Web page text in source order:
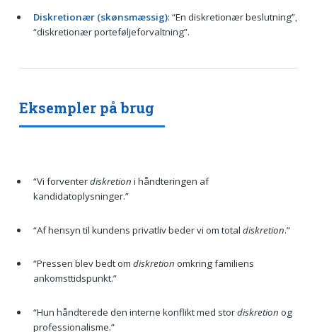
Diskretionær (skønsmæssig): “En diskretionær beslutning”,
“diskretionær porteføljeforvaltning”.
Eksempler på brug
“Vi forventerdiskretion i håndteringen af
kandidatoplysninger.”
“Af hensyn til kundens privatliv beder vi om total diskretion.”
“Pressen blev bedt om diskretion omkring familiens
ankomsttidspunkt.”
“Hun håndterede den interne konflikt med stordiskretion og
professionalisme.”